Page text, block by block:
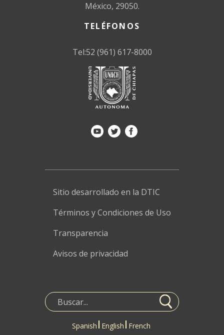
México, 29050.
TELÉFONOS
Tel:52 (961) 617-8000
Sitio desarrollado en la DTIC
Términos y Condiciones de Uso
Transparencia
Avisos de privacidad
Spanish English French